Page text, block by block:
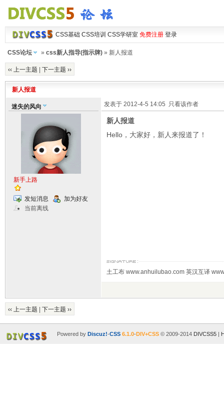
CSS基础 CSS培训 CSS学研室 免费注册 登录
CSS论坛 » css新人指导(指示牌)» 新人报道
‹‹ 上一主题 下一主题 ››
新人报道
迷失的风向
新手上路
发短消息
加为好友
当前离线
发表于 2012-4-5 14:05 只看该作者
新人报道
Hello，大家好，新人来报道了！
土工布 www.anhuilubao.com 英汉互译
‹‹ 上一主题 下一主题 ››
Powered by Discuz!-CSS 6.1.0-DIV+CSS© 2009-2014 DIVCSS5|